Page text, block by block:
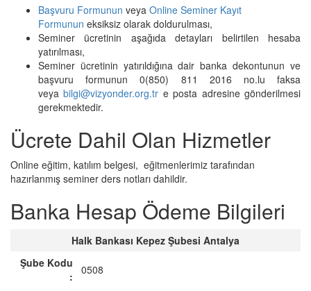
Başvuru Formunun veya Online Seminer Kayıt
Formunun eksiksiz olarak doldurulması,
Seminer ücretinin aşağıda detayları belirtilen hesaba
yatırılması,
Seminer ücretinin yatırıldığına dair banka dekontunun ve
başvuru formunun 0(850) 811 2016 no.lu faksa
veyabilgi@vizyonder.org.tr e posta adresine gönderilmesi
gerekmektedir.
Ücrete Dahil Olan Hizmetler
Online eğitim, katılım belgesi, eğitmenlerimiz tarafından
hazırlanmış seminer ders notları dahildir.
Banka Hesap Ödeme Bilgileri
Halk Bankası Kepez Şubesi Antalya
Şube Kodu
:
0508